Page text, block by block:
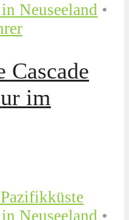
Neuseeland •
Cascade
im
Neuseeland •